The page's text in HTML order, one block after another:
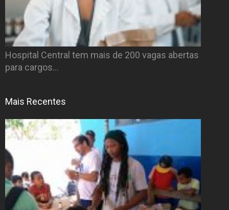
Hospital Central tem mais de 200 vagas abertas
para cargos…
Mais Recentes